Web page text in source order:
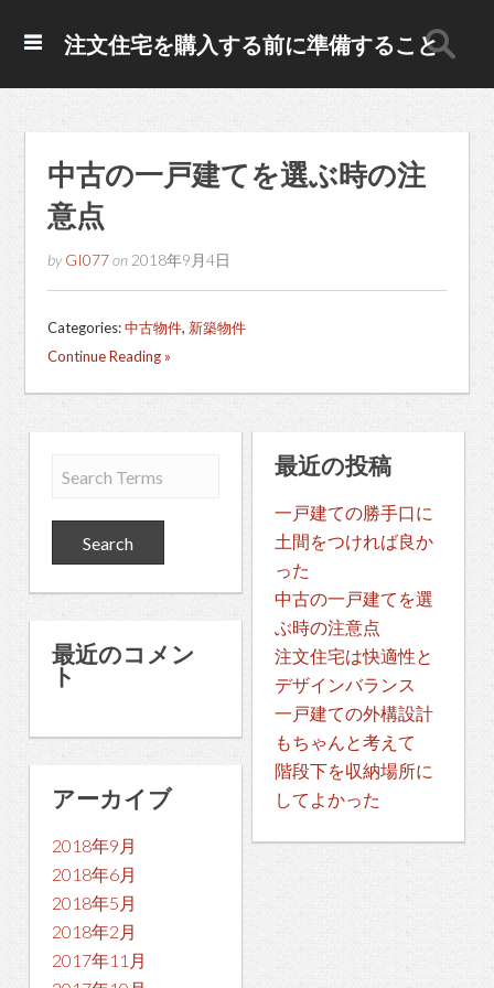
注文住宅を購入する前に準備すること
中古の一戸建てを選ぶ時の注
意点
by GI077on 2018年9月4日
Categories:中古物件, 新築物件
Continue Reading »
最近の投稿
一戸建ての勝手口に
土間をつければ良か
った
中古の一戸建てを選
ぶ時の注意点
注文住宅は快適性と
デザインバランス
一戸建ての外構設計
もちゃんと考えて
階段下を収納場所に
してよかった
最近のコメン
ト
アーカイブ
2018年9月
2018年6月
2018年5月
2018年2月
2017年11月